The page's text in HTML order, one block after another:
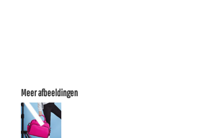
Meer afbeeldingen